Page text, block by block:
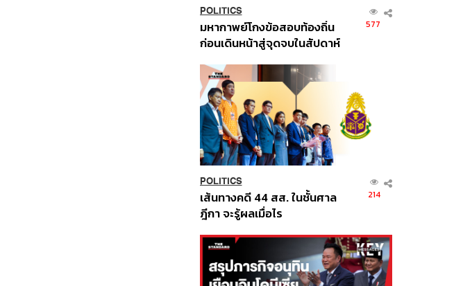
POLITICS
มหากาพย์โกงข้อสอบท้องถิ่น
ก่อนเดินหน้าสู่จุดจบในสัปดาห์
577
POLITICS
เส้นทางคดี 44 สส. ในชั้นศาล
ฎีกา จะรู้ผลเมื่อไร
214